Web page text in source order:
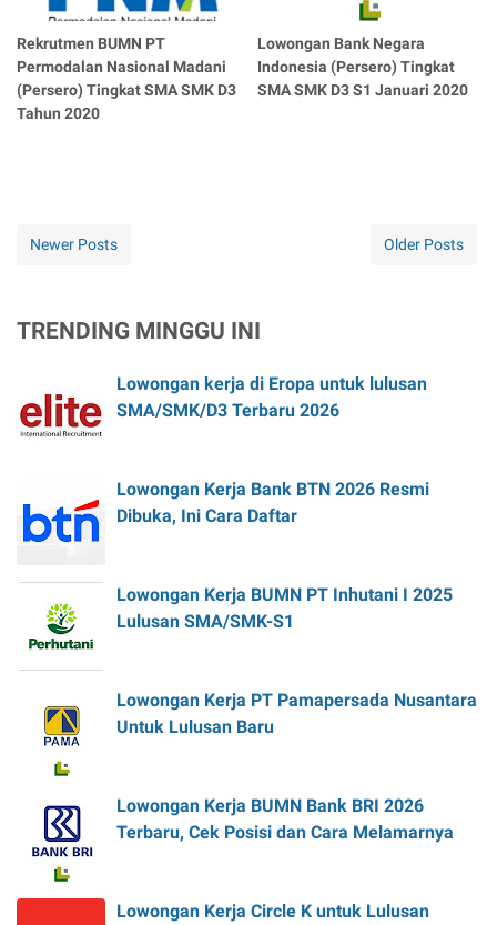
Rekrutmen BUMN PT
Permodalan Nasional Madani
(Persero) Tingkat SMA SMK D3
Tahun 2020
Lowongan Bank Negara
Indonesia (Persero) Tingkat
SMA SMK D3 S1 Januari 2020
Newer Posts Older Posts
TRENDING MINGGU INI
Lowongan kerja di Eropa untuk lulusan
SMA/SMK/D3 Terbaru 2026
Lowongan Kerja Bank BTN 2026 Resmi
Dibuka, Ini Cara Daftar
Lowongan Kerja BUMN PT Inhutani I 2025
Lulusan SMA/SMK-S1
Lowongan Kerja PT Pamapersada Nusantara
Untuk Lulusan Baru
Lowongan Kerja BUMN Bank BRI 2026
Terbaru, Cek Posisi dan Cara Melamarnya
Lowongan Kerja Circle K untuk Lulusan